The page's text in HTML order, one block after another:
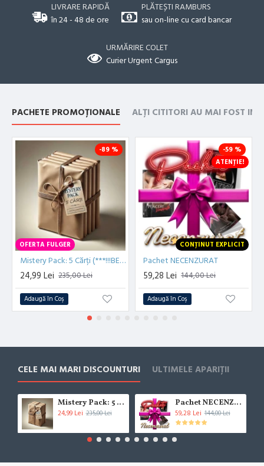
LIVRARE RAPIDĂ
în 24 - 48 de ore
PLĂTEȘTI RAMBURS
sau on-line cu card bancar
URMĂRIRE COLET
Curier Urgent Cargus
PACHETE PROMOȚIONALE ALȚI CITITORI AU MAI FOST
OFERTA FULGER
-89 %
Mistery Pack: 5 Cărți (***!!!BESTSELLER!!!***)
24,99 Lei 235,00 Lei
Adaugă în Coş
CONȚINUT EXPLICIT
ATENȚIE!
-59 %
Pachet NECENZURAT
59,28 Lei 144,00 Lei
Adaugă în Coş
CELE MAI MARI DISCOUNTURI ULTIMELE APARIȚII
Mistery Pack: 5 Cărți (***!!!BESTSELLER!!!***)
24,99 Lei 235,00 Lei
Pachet NECENZURAT
59,28 Lei 144,00 Lei